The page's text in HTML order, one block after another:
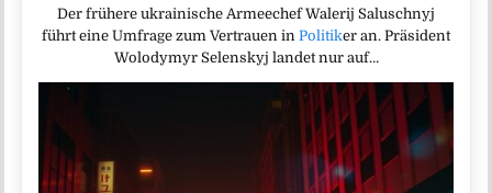
Der frühere ukrainische Armeechef Walerij Saluschnyj
führt eine Umfrage zum Vertrauen in Politiker an. Präsident
Wolodymyr Selenskyj landet nur auf…